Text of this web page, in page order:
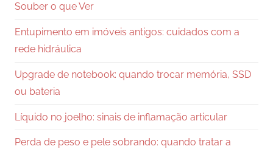
Souber o que Ver
Entupimento em imóveis antigos: cuidados com a
rede hidráulica
Upgrade de notebook: quando trocar memória, SSD
ou bateria
Líquido no joelho: sinais de inflamação articular
Perda de peso e pele sobrando: quando tratar a